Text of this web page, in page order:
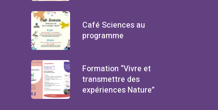
Café Sciences au
programme
Formation “Vivre et
transmettre des
expériences Nature”